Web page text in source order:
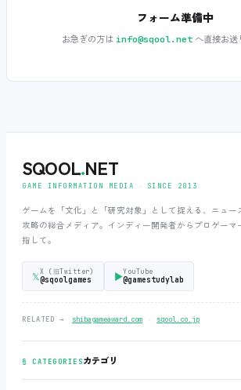
フォーム準備中
お急ぎの方は info@sqool.netへ直接お送
SQOOL.NET
GAME INFORMATION MEDIA ‧ SINCE 2013
ゲームを「文化」と「研究対象」として捉える、ニュー
攻略の総合メディア。インディー開発者からプロゲーマ
指して。
𝕏X (旧Twitter)
@sqoolgames ▶YouTube
@gamestudylab
RELATED → shibagameaward.com ‧ sqool.co.jp
§ CATEGORIESカテゴリ